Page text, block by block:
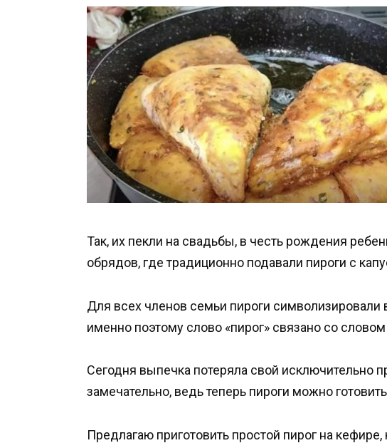
Так, их пекли на свадьбы, в честь рождения
обрядов, где традиционно подавали пироги с
Для всех членов семьи пироги
именно поэтому слово «пирог» связано со словом
Сегодня выпечка потеряла свой исключительно
замечательно, ведь теперь пироги можно
Предлагаю приготовить простой пирог на